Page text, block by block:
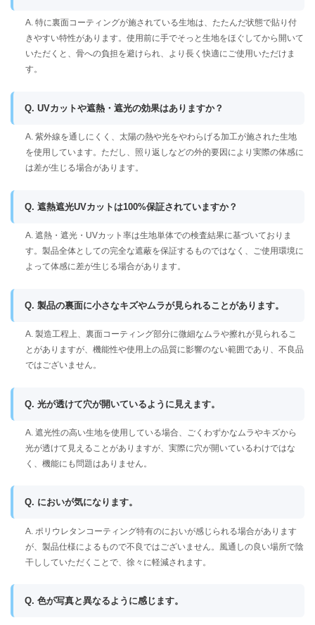
A. 特に裏面コーティングが施されている生地は、たたんだ状態で貼り付
きやすい特性があります。使用前に手でそっと生地をほぐしてから開いて
いただくと、骨への負担を避けられ、より長く快適にご使用いただけま
す。
Q. UVカットや遮熱・遮光の効果はありますか？
A. 紫外線を通しにくく、太陽の熱や光をやわらげる加工が施された生地
を使用しています。ただし、照り返しなどの外的要因により実際の体感に
は差が生じる場合があります。
Q. 遮熱遮光UVカットは100%保証されていますか？
A. 遮熱・遮光・UVカット率は生地単体での検査結果に基づいておりま
す。製品全体としての完全な遮蔽を保証するものではなく、ご使用環境に
よって体感に差が生じる場合があります。
Q. 製品の裏面に小さなキズやムラが見られることがあります。
A. 製造工程上、裏面コーティング部分に微細なムラや擦れが見られるこ
とがありますが、機能性や使用上の品質に影響のない範囲であり、不良品
ではございません。
Q. 光が透けて穴が開いているように見えます。
A. 遮光性の高い生地を使用している場合、ごくわずかなムラやキズから
光が透けて見えることがありますが、実際に穴が開いているわけではな
く、機能にも問題はありません。
Q. においが気になります。
A. ポリウレタンコーティング特有のにおいが感じられる場合があります
が、製品仕様によるもので不良ではございません。風通しの良い場所で陰
干ししていただくことで、徐々に軽減されます。
Q. 色が写真と異なるように感じます。